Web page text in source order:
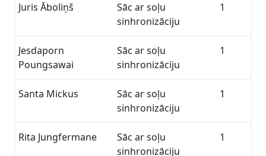
Juris Āboliņš
Sāc ar soļu
sinhronizāciju
1
Jesdaporn
Poungsawai
Sāc ar soļu
sinhronizāciju
1
Santa Mickus
Sāc ar soļu
sinhronizāciju
1
Rita Jungfermane
Sāc ar soļu
sinhronizāciju
1